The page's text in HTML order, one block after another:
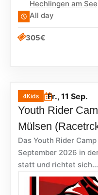
Hechlingen am See
All day
305€
4Kids Fr., 11 Sep.
Youth Rider
Mülsen
Das Youth Rider
September 2026 in
statt und richtet sich...